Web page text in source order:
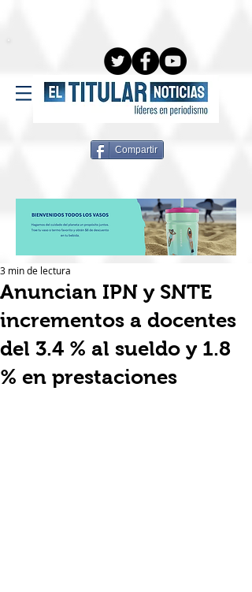
Compartir
Anuncian IPN y SNTE
incrementos a docentes
del 3.4 % al sueldo y 1.8
% en prestaciones
3 min de lectura